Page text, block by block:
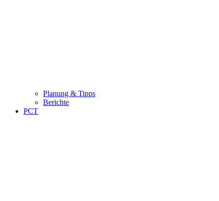
Planung & Tipps
Berichte
PCT